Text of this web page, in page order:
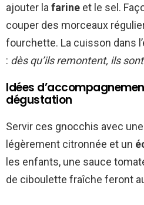
ajouter la farine et le sel.
couper des morceaux
fourchette. La cuisson dans
: dès qu’ils remontent, ils
Idées
dégustation
Servir ces gnocchis avec
légèrement citronnée et un
les enfants, une sauce
de ciboulette fraîche feront